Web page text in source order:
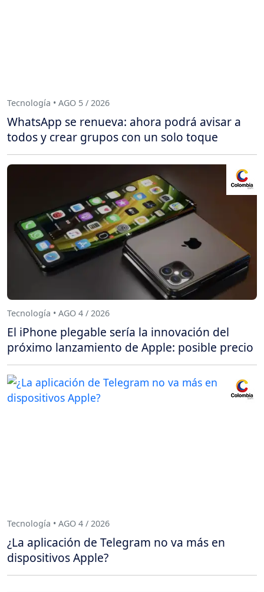
Tecnología • AGO 5 / 2026
WhatsApp se renueva: ahora podrá avisar a
todos y crear grupos con un solo toque
Tecnología • AGO 4 / 2026
El iPhone plegable sería la innovación del
próximo lanzamiento de Apple: posible precio
Tecnología • AGO 4 / 2026
¿La aplicación de Telegram no va más en
dispositivos Apple?